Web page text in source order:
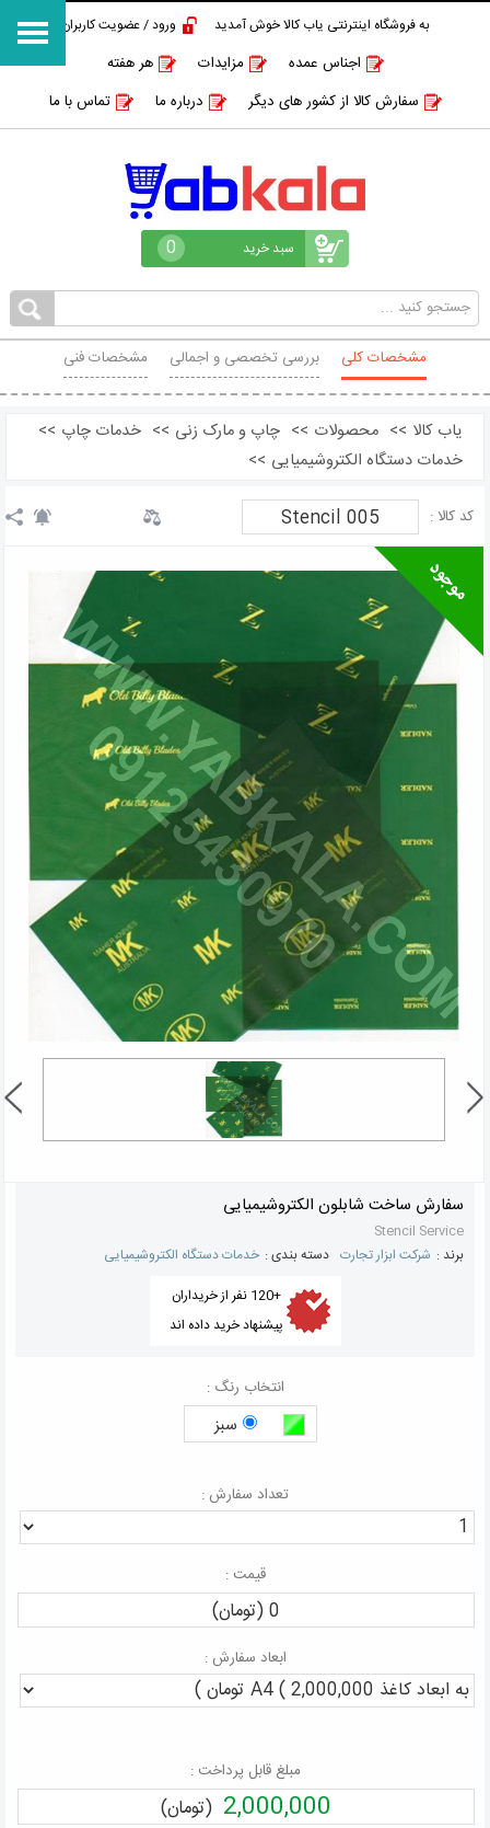
به فروشگاه اینترنتی یاب کالا خوش آمدید ورود / عضویت کاربران
اجناس عمده مزایدات
هر هفته
سفارش کالا از کشور های دیگر
درباره ما تماس با ما
سبد خرید 0
مشخصات کلی بررسی تخصصی و اجمالی مشخصات فنی
یاب کالا >> محصولات >> چاپ و مارک زنی >> خدمات چاپ >>
خدمات دستگاه الکتروشیمیایی >>
کد کالا : Stencil 005
سفارش ساخت شابلون الکتروشیمیایی
Stencil Service
برند : شرکت ابزار تجارت دسته بندی : خدمات دستگاه الکتروشیمیایی
+120 نفر از خریداران
پیشنهاد خرید داده اند
انتخاب رنگ :
سبز
تعداد سفارش :
قیمت :
0 (تومان)
ابعاد سفارش :
مبلغ قابل پرداخت :
2,000,000 (تومان)